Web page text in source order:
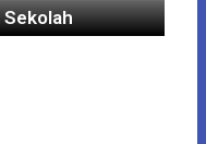
Sekolah